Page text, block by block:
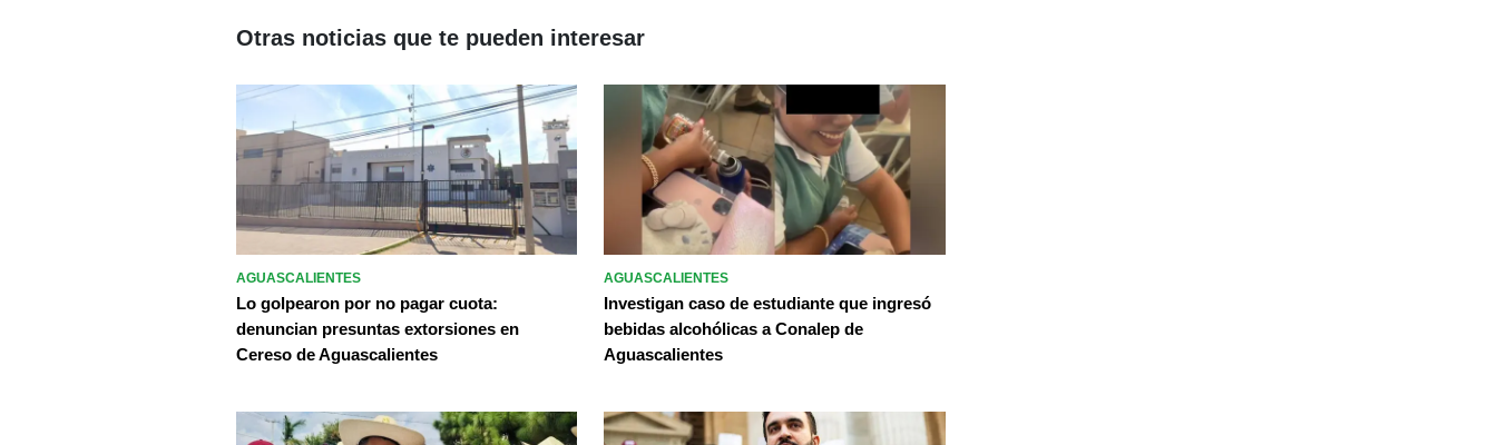
Otras noticias que te pueden interesar
AGUASCALIENTES
Lo golpearon por no pagar cuota:
denuncian presuntas extorsiones en
Cereso de Aguascalientes
AGUASCALIENTES
Investigan caso de estudiante que ingresó
bebidas alcohólicas a Conalep de
Aguascalientes